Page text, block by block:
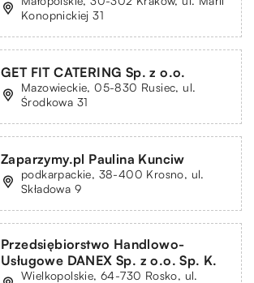
Konopnickiej 31
GET FIT CATERING Sp. z o.o.
Mazowieckie, 05-830 Rusiec, ul.
Środkowa 31
Zaparzymy.pl Paulina Kunciw
podkarpackie, 38-400 Krosno, ul.
Składowa 9
Przedsiębiorstwo Handlowo-
Usługowe DANEX Sp. z o.o. Sp. K.
Wielkopolskie, 64-730 Rosko, ul.